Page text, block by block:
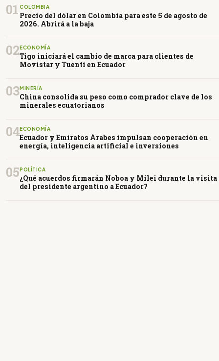
01 COLOMBIA
Precio del dólar en Colombia para este 5 de agosto de
2026. Abrirá a la baja
02ECONOMÍA
Tigo iniciará el cambio de marca para clientes de
Movistar y Tuenti en Ecuador
03MINERÍA
China consolida su peso como comprador clave de los
minerales ecuatorianos
04ECONOMÍA
Ecuador y Emiratos Árabes impulsan cooperación en
energía, inteligencia artificial e inversiones
05POLÍTICA
¿Qué acuerdos firmarán Noboa y Milei durante la visita
del presidente argentino a Ecuador?